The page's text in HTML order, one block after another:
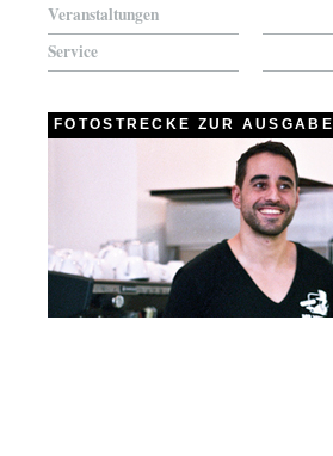
Veranstaltungen
Service
FOTOSTRECKE ZUR AUSGABE